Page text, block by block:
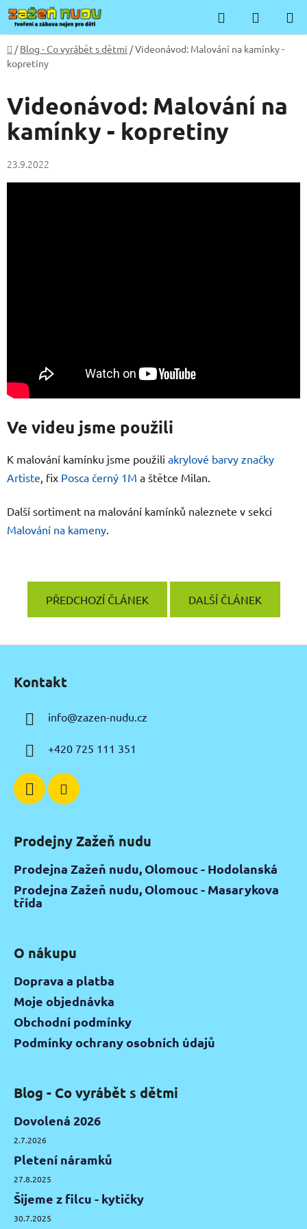
Přejít
na
obsah
Hledat
KOŠÍK
Domů
/ Blog - Co vyrábět s dětmi /Videonávod: Malování na kamínky -
kopretiny
Videonávod: Malování na
kamínky - kopretiny
23.9.2022
Ve videu jsme použili
K malování kamínku jsme použili akrylové barvy značky
Artiste, fix Posca černý 1M a štětce Milan.
Další sortiment na malování kamínků naleznete v sekci
Malování na kameny.
PŘEDCHOZÍ ČLÁNEK DALŠÍ ČLÁNEK
Kontakt
info@zazen-nudu.cz
+420 725 111 351
Prodejny Zažeň nudu
Prodejna Zažeň nudu, Olomouc - Hodolanská
Prodejna Zažeň nudu, Olomouc - Masarykova
třída
O nákupu
Doprava a platba
Moje objednávka
Obchodní podmínky
Podmínky ochrany osobních údajů
Blog - Co vyrábět s dětmi
Dovolená 2026
2.7.2026
Pletení náramků
27.8.2025
Šijeme z filcu - kytičky
30.7.2025